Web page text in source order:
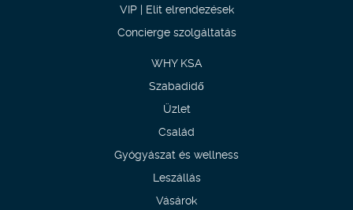
VIP | Elit elrendezések
Concierge szolgáltatás
WHY KSA
Szabadidő
Üzlet
Család
Gyógyászat és wellness
Leszállás
Vásárok